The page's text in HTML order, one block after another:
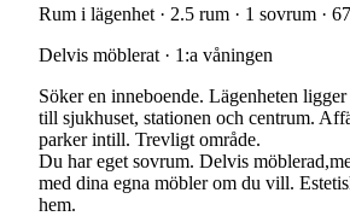
Rum i lägenhet · 2.5 rum · 1 sovrum ·
Delvis möblerat · 1:a våningen
Söker en inneboende. Lägenheten
till sjukhuset, stationen och centrum.
parker intill. Trevligt område.
Du har eget sovrum. Delvis
med dina egna möbler om du vill.
hem.